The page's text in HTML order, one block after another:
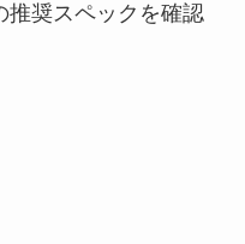
推奨スペックを確認